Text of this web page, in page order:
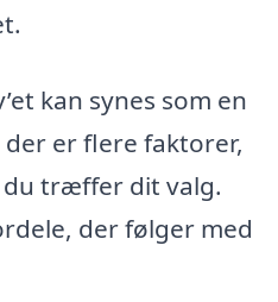
kan synes som en
er flere faktorer,
træffer dit valg.
der følger med